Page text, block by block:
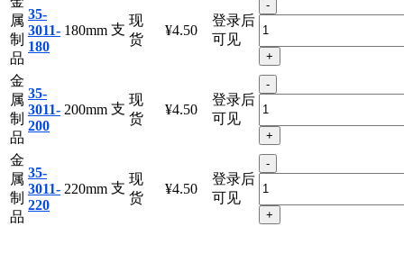
金
属
制
品
35-
3011-
180
180mm 支
现
货
¥4.50
登录后
可见
-
+
金
属
制
品
35-
3011-
200
200mm 支
现
货
¥4.50
登录后
可见
-
+
金
属
制
品
35-
3011-
220
220mm 支
现
货
¥4.50
登录后
可见
-
+